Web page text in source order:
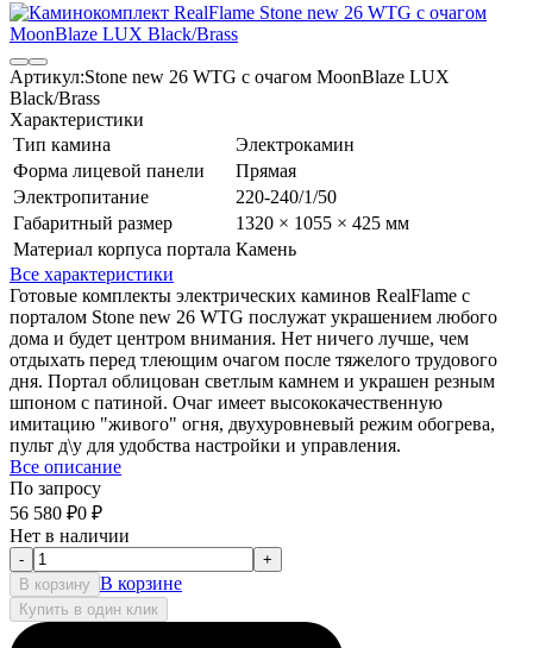
Артикул:Stone new 26 WTG с очагом MoonBlaze LUX
Black/Brass
Характеристики
Тип камина
Электрокамин
Форма лицевой панели
Прямая
Электропитание
220-240/1/50
Габаритный размер
1320 × 1055 × 425 мм
Материал корпуса портала Камень
Все характеристики
Готовые комплекты электрических каминов RealFlame с
порталом Stone new 26 WTG послужат украшением любого
дома и будет центром внимания. Нет ничего лучше, чем
отдыхать перед тлеющим очагом после тяжелого трудового
дня. Портал облицован светлым камнем и украшен резным
шпоном с патиной. Очаг имеет высококачественную
имитацию "живого" огня, двухуровневый режим обогрева,
пульт д\у для удобства настройки и управления.
Все описание
По запросу
56 580 ₽0 ₽
Нет в наличии
-
+
В корзину В корзине
Купить в один клик